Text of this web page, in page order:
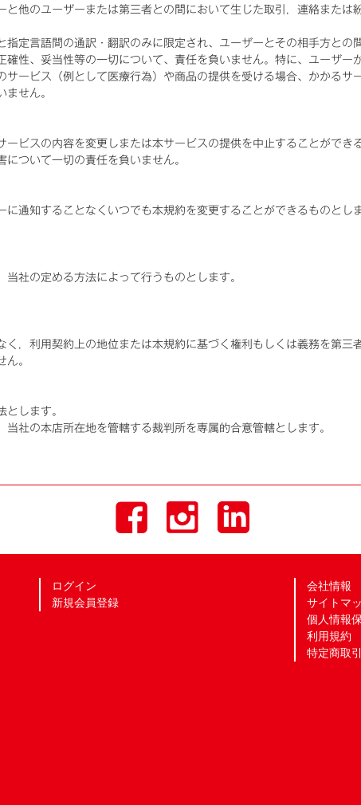
他のユーザーまたは第三者との間において生じた取引，連絡または
定言語間の通訳・翻訳のみに限定され、ユーザーとその相手方との
確性、妥当性等の一切について、責任を負いません。特に、ユーザー
サービス（例として医療行為）や商品の提供を受ける場合、かかるサ
ません。
ービスの内容を変更しまたは本サービスの提供を中止することができ
ついて一切の責任を負いません。
に通知することなくいつでも本規約を変更することができるものとし
社の定める方法によって行うものとします。
く，利用契約上の地位または本規約に基づく権利もしくは義務を第三
ん。
します。
社の本店所在地を管轄する裁判所を専属的合意管轄とします。
ログイン
新規会員登録
会社情報
サイトマ
個人情報
利用規約
特定商取